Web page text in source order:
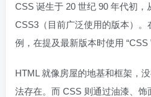
CSS 诞生于 20 世纪 90 年代初，
CSS3（目前广泛使用的版本）
例，在提及最新版本时使用 “CSS
HTML 就像房屋的地基和框架，
法存在。而 CSS 则通过油漆、